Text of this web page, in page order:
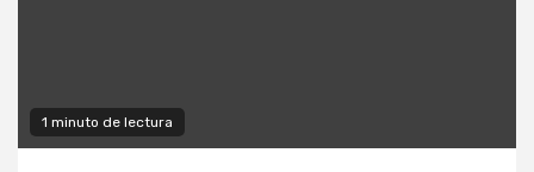
1 minuto de lectura